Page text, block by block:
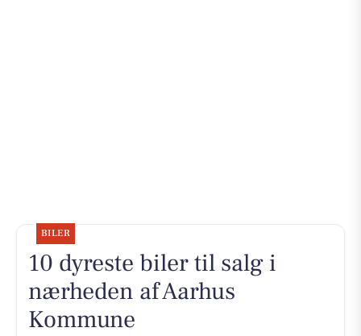
BILER
10 dyreste biler til salg i
nærheden af Aarhus
Kommune